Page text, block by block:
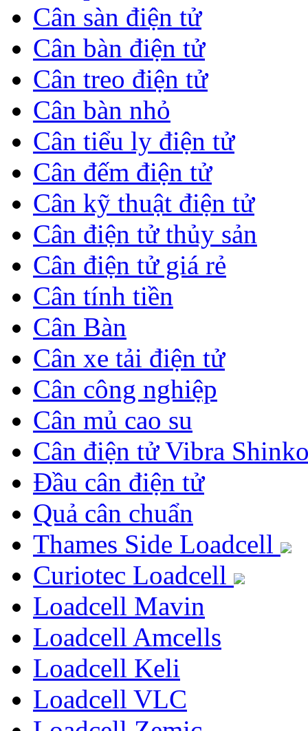
Cân sàn điện tử
Cân bàn điện tử
Cân treo điện tử
Cân bàn nhỏ
Cân tiểu ly điện tử
Cân đếm điện tử
Cân kỹ thuật điện tử
Cân điện tử thủy sản
Cân điện tử giá rẻ
Cân tính tiền
Cân Bàn
Cân xe tải điện tử
Cân công nghiệp
Cân mủ cao su
Cân điện tử Vibra
Đầu cân điện tử
Quả cân chuẩn
Thames Side Loadcell
Curiotec Loadcell
Loadcell Mavin
Loadcell Amcells
Loadcell Keli
Loadcell VLC